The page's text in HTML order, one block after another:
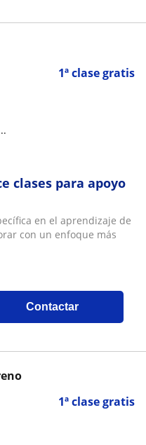
1ª clase gratis
clases para apoyo
en el aprendizaje de
con un enfoque más
Contactar
1ª clase gratis